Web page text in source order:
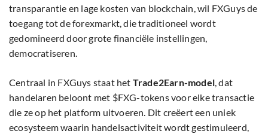
transparantie en lage kosten van blockchain, wil FXGuys de
toegang tot de forexmarkt, die traditioneel wordt
gedomineerd door grote financiële instellingen,
democratiseren.
Centraal in FXGuys staat het Trade2Earn-model, dat
handelaren beloont met $FXG-tokens voor elke transactie
die ze op het platform uitvoeren. Dit creëert een uniek
ecosysteem waarin handelsactiviteit wordt gestimuleerd,